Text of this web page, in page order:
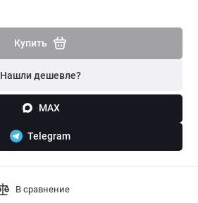
Купить
Нашли дешевле?
MAX
Telegram
В сравнение